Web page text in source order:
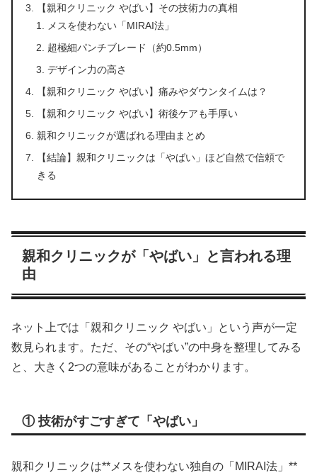
【親和クリニック やばい】その技術力の真相
メスを使わない「MIRAI法」
超極細パンチブレード（約0.5mm）
デザイン力の高さ
【親和クリニック やばい】痛みやダウンタイムは？
【親和クリニック やばい】術後ケアも手厚い
親和クリニックが選ばれる理由まとめ
【結論】親和クリニックは「やばい」ほど自然で信頼で
きる
親和クリニックが「やばい」と言われる理
由
ネット上では「親和クリニック やばい」という声が一定
数見られます。ただ、その“やばい”の中身を整理してみる
と、大きく2つの意味があることがわかります。
① 技術がすごすぎて「やばい」
親和クリニックは**メスを使わない独自の「MIRAI法」**